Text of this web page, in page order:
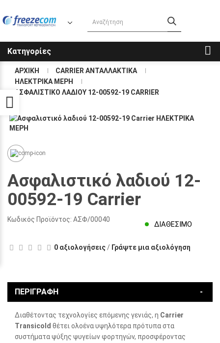
Κατηγορίες
ΑΡΧΙΚΉ
CARRIER ΑΝΤΑΛΛΑΚΤΙΚΑ
ΗΛΕΚΤΡΙΚΑ ΜΕΡΗ
ΑΣΦΑΛΙΣΤΙΚΌ ΛΑΔΙΟΎ 12-00592-19 CARRIER
Ασφαλιστικό λαδιού 12-
00592-19 Carrier
Κωδικός Προϊόντος: ΑΣΦ/00040
ΔΙΑΘΈΣΙΜΟ
0 αξιολογήσεις/ Γράψτε μια αξιολόγηση
ΠΕΡΙΓΡΑΦΉ
Διαθέτοντας τεχνολογίες επόμενης γενιάς, η Carrier
Transicold θέτει ολοένα υψηλότερα πρότυπα στα
συστήματα ψύξης ψυγείων φορτηγών, προσφέροντας
Προσβασιμότητα